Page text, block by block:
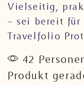
Vielseitig,
– sei bereit für
Travelfolio
42
Produkt